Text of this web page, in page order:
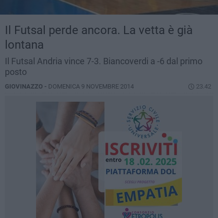
Il Futsal perde ancora. La vetta è già
lontana
Il Futsal Andria vince 7-3. Biancoverdi a -6 dal primo
posto
GIOVINAZZO - DOMENICA 9 NOVEMBRE 2014 23.42